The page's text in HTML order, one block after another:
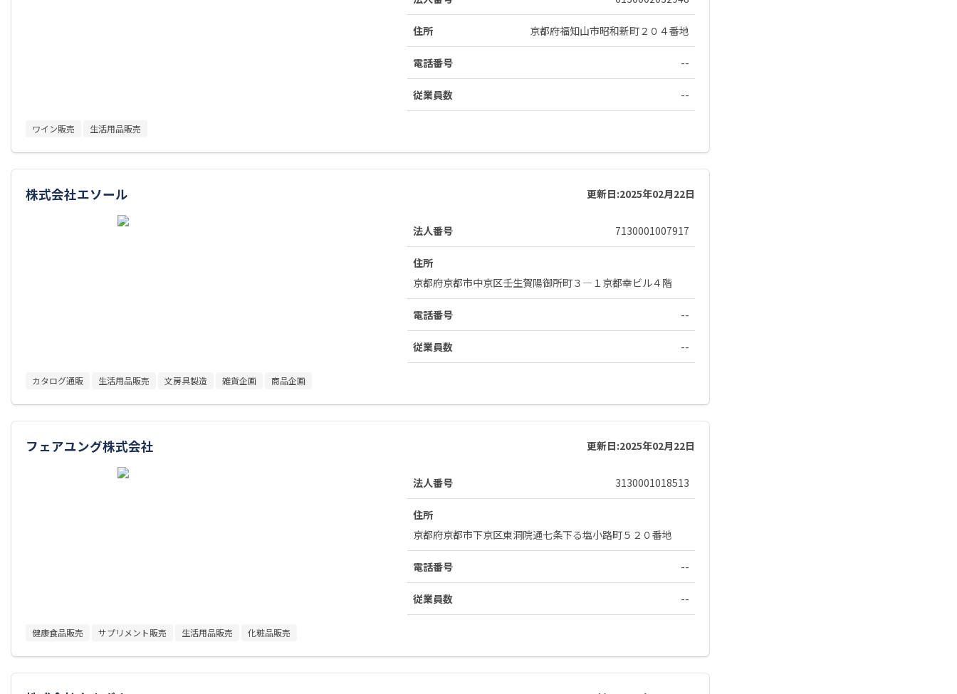
住所 京都府福知山市昭和新町２０４番地
電話番号 --
従業員数 --
ワイン販売 生活用品販売
株式会社エソール 更新日:2025年02月22日
法人番号 7130001007917
住所
京都府京都市中京区壬生賀陽御所町３―１京都幸ビル４階
電話番号 --
従業員数 --
カタログ通販 生活用品販売 文房具製造 雑貨企画 商品企画
フェアユング株式会社 更新日:2025年02月22日
法人番号 3130001018513
住所
京都府京都市下京区東洞院通七条下る塩小路町５２０番地
電話番号 --
従業員数 --
健康食品販売 サプリメント販売 生活用品販売 化粧品販売